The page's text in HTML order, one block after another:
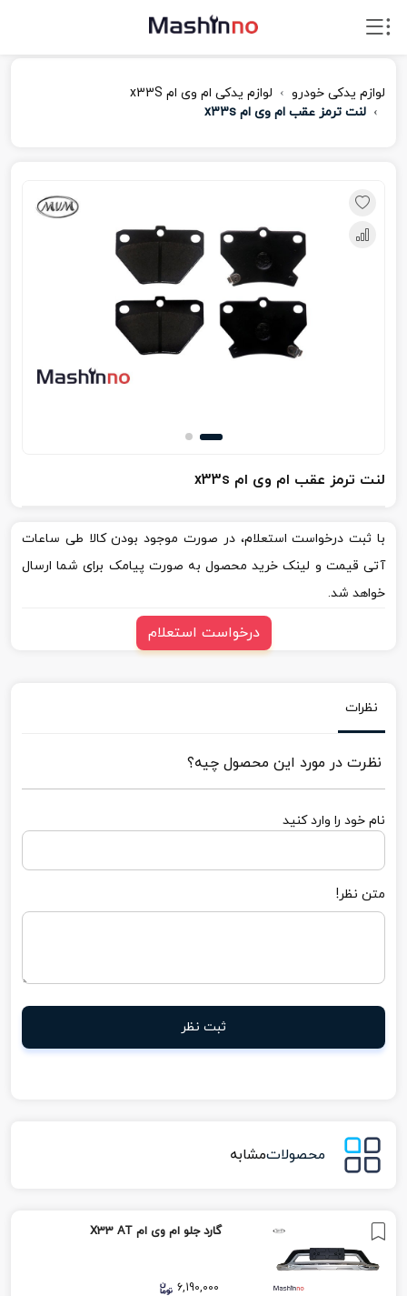
لوازم یدکی خودرو
لوازم یدکی ام‌ وی‌ ام x33S
لنت ترمز عقب ام وی ام x33s
لنت ترمز عقب ام وی ام x33s
با ثبت درخواست استعلام، در صورت موجود بودن کالا طی ساعات
آتی قیمت و لینک خرید محصول به صورت پیامک برای شما ارسال
خواهد شد.
درخواست استعلام
نظرات
نظرت در مورد این محصول چیه؟
نام خود را وارد کنید
متن نظر!
ثبت نظر
محصولاتمشابه
گارد جلو ام وی ام X33 AT
6,190,000